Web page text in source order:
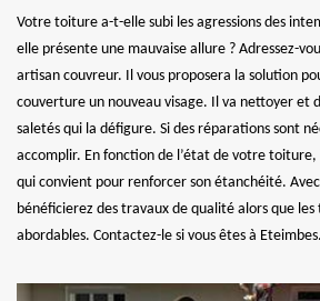
Votre toiture a-t-elle subi les agressions des
elle présente une mauvaise allure ? Adressez-
artisan couvreur. Il vous proposera la solution
couverture un nouveau visage. Il va nettoyer et
saletés qui la défigure. Si des réparations sont
accomplir. En fonction de l’état de votre
qui convient pour renforcer son étanchéité.
bénéficierez des travaux de qualité alors que
abordables. Contactez-le si vous êtes à Eteimbes.